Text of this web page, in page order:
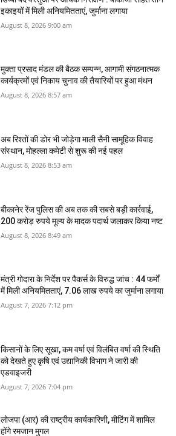
इकाइयों में मिली अनियमितताएं, जुर्माना लगाया
August 8, 2026 9:00 am
मुक्ता प्रसाद मंडल की बैठक सम्पन्न, आगामी संगठनात्मक
कार्यक्रमों एवं निकाय चुनाव की तैयारियों पर हुआ मंथन
August 8, 2026 8:57 am
अब रिश्तों की डोर भी जोड़ेगा माली सैनी सामूहिक विवाह
संस्थान, मोहल्ला कमेटी से शुरू की नई पहल
August 8, 2026 8:53 am
बीकानेर रेंज पुलिस की अब तक की सबसे बड़ी कार्रवाई,
200 करोड़ रुपये मूल्य के मादक पदार्थ जलाकर किया नष्‍ट
August 8, 2026 8:49 am
मंत्री गोदारा के निर्देश पर पैकर्स के विरुद्ध जांच : 44 फर्मों
में मिली अनियमितताएं, 7.06 लाख रुपये का जुर्माना लगाया
August 7, 2026 7:12 pm
किसानों के लिए सूखा, कम वर्षा एवं विलंबित वर्षा की स्थिति
को देखते हुए कृषि एवं उद्यानिकी विभाग ने जारी की
एडवाइजरी
August 7, 2026 7:04 pm
लोजपा (आर) की राष्ट्रीय कार्यकारिणी, मीटिंग में शामिल
होंगे रमजान मुगल